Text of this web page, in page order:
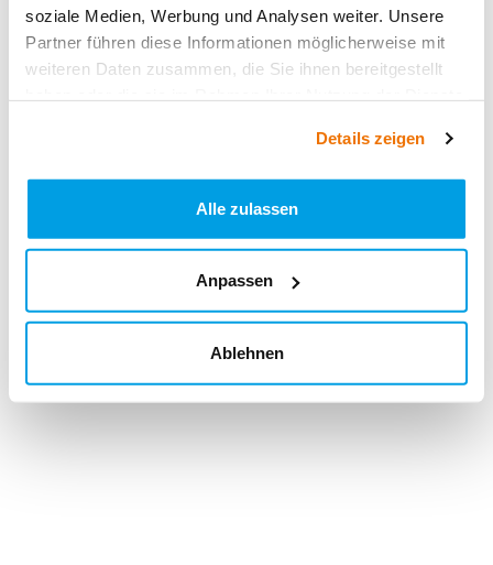
soziale Medien, Werbung und Analysen weiter. Unsere
Partner führen diese Informationen möglicherweise mit
weiteren Daten zusammen, die Sie ihnen bereitgestellt
Details zeigen
Alle zulassen
Anpassen
Ablehnen